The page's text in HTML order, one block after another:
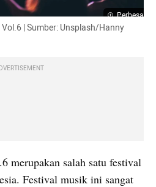
Perbesar
| Sumber: Unsplash/Hanny
merupakan salah satu festival
Festival musik ini sangat